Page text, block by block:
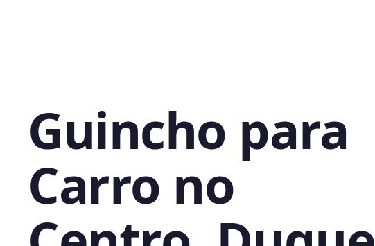
Guincho para
Carro no